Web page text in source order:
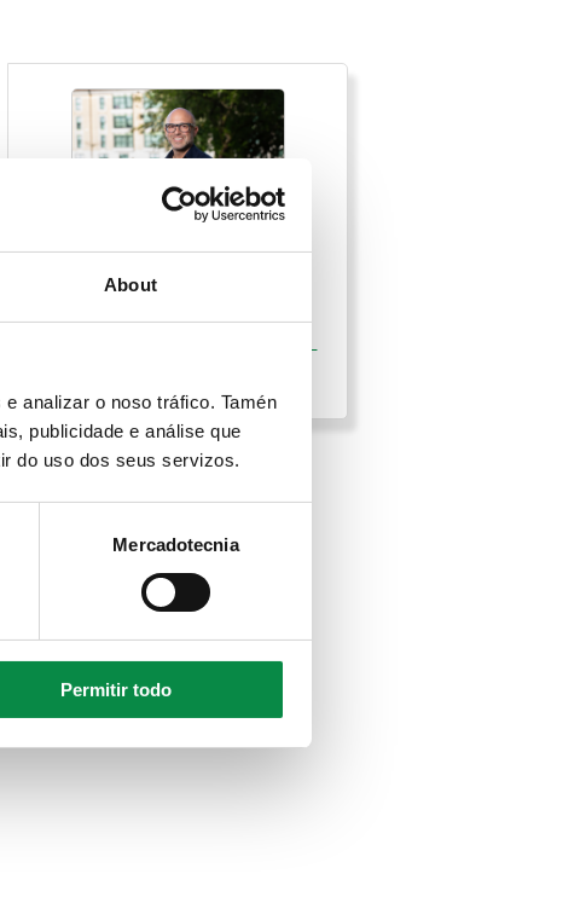
About
analizar o noso tráfico. Tamén
publicidade e análise que
do uso dos seus servizos.
Mercadotecnia
Permitir todo
JAVIER ANTELO SEOANE
Grupo municipal:
Partido dos Socialistas de Galicia –
de animais; patrimonio histórico e